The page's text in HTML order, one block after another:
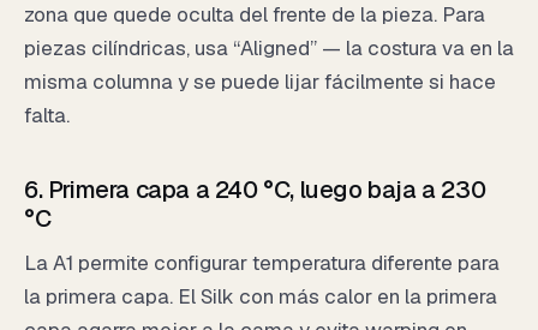
zona que quede oculta del frente de la pieza. Para
piezas cilíndricas, usa “Aligned” — la costura va en la
misma columna y se puede lijar fácilmente si hace
falta.
6. Primera capa a 240 °C, luego baja a 230
°C
La A1 permite configurar temperatura diferente para
la primera capa. El Silk con más calor en la primera